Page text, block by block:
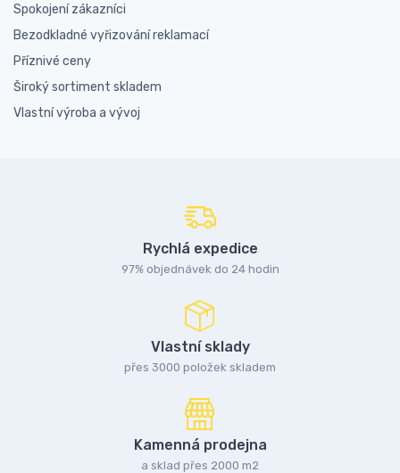
Spokojení zákazníci
Bezodkladné vyřizování reklamací
Příznivé ceny
Široký sortiment skladem
Vlastní výroba a vývoj
Rychlá expedice
97% objednávek do 24 hodin
Vlastní sklady
přes 3000 položek skladem
Kamenná prodejna
a sklad přes 2000 m2